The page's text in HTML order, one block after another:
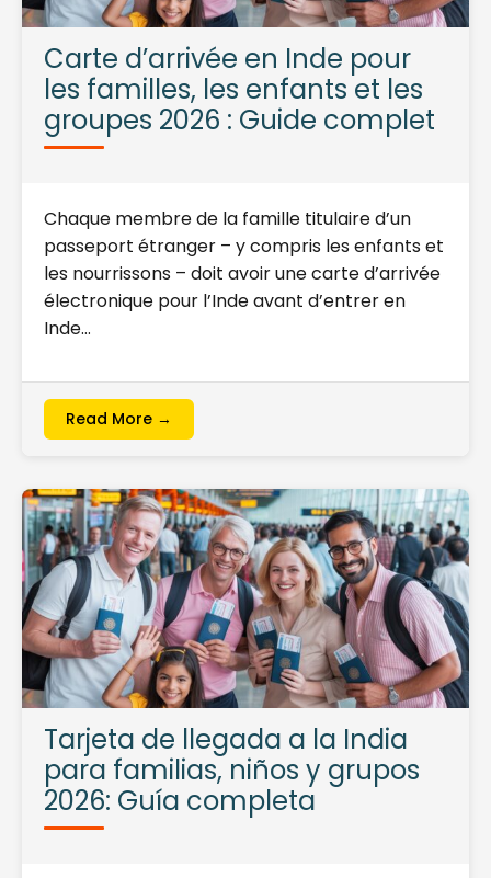
Carte d’arrivée en Inde pour
les familles, les enfants et les
groupes 2026 : Guide complet
Chaque membre de la famille titulaire d’un
passeport étranger – y compris les enfants et
les nourrissons – doit avoir une carte d’arrivée
électronique pour l’Inde avant d’entrer en
Inde…
Read More →
Tarjeta de llegada a la India
para familias, niños y grupos
2026: Guía completa